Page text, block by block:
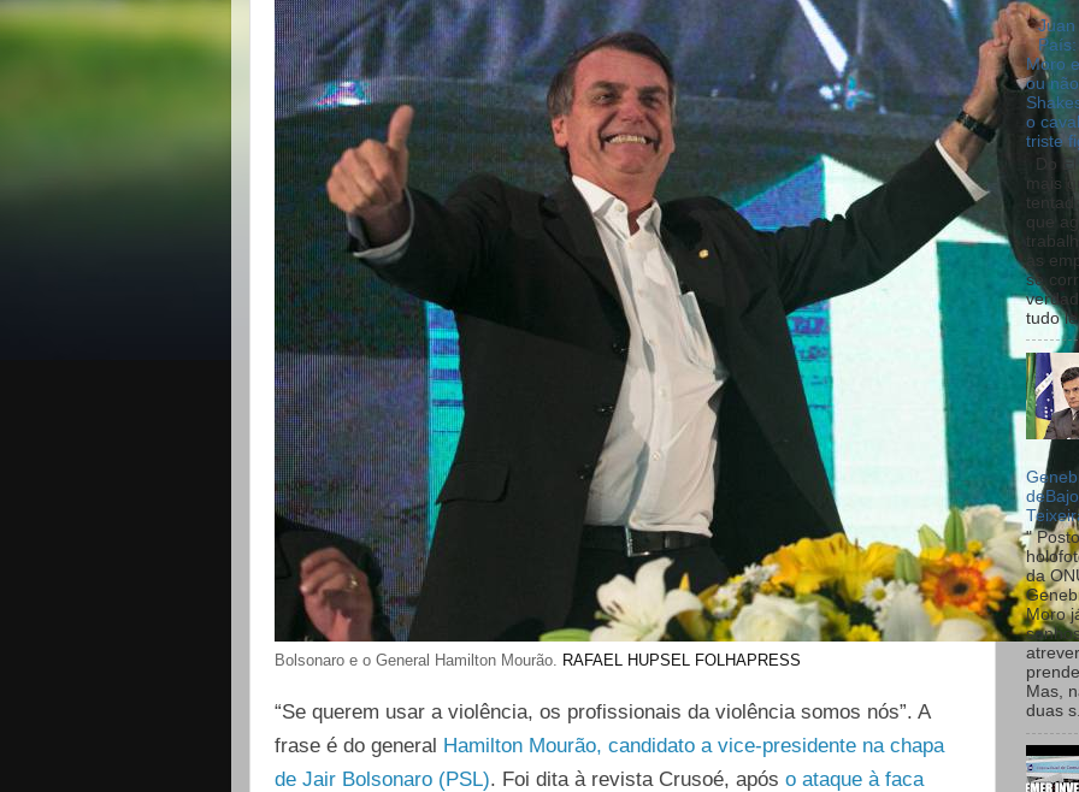
Bolsonaro e o General Hamilton Mourão. RAFAEL HUPSEL FOLHAPRESS
“Se querem usar a violência, os profissionais da violência somos nós”. A
frase é do general Hamilton Mourão, candidato a vice-presidente na chapa
de Jair Bolsonaro (PSL). Foi dita à revista Crusoé, após o ataque à faca
Juan
Moro
ou
o
triste
Do El
mais
que
as
se
tudo
"
da
Moro
Mas,
duas